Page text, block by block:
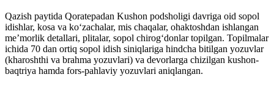
Qazish paytida Qoratepadan Kushon podsholigi davriga oid sopol
idishlar, kosa va koʻzachalar, mis chaqalar, ohaktoshdan ishlangan
meʼmorlik detallari, plitalar, sopol chirogʻdonlar topilgan. Topilmalar
ichida 70 dan ortiq sopol idish siniqlariga hindcha bitilgan yozuvlar
(kharoshthi va brahma yozuvlari) va devorlarga chizilgan kushon-
baqtriya hamda fors-pahlaviy yozuvlari aniqlangan.